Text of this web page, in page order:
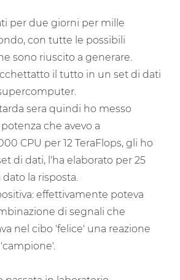
per due giorni per mille
con tutte le possibili
sono riuscito a generare.
il tutto in un set di dati
sera quindi ho messo
che avevo a
CPU per 12 TeraFlops, gli ho
di dati, l'ha elaborato per 25
la risposta.
effettivamente poteva
di segnali che
nel cibo 'felice' una reazione